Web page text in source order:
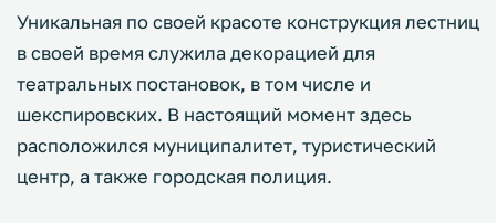
Уникальная по своей красоте конструкция лестниц
в своей время служила декорацией для
театральных постановок, в том числе и
шекспировских. В настоящий момент здесь
расположился муниципалитет, туристический
центр, а также городская полиция.